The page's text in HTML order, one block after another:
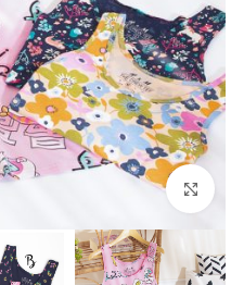
برای بزرگنمایی کلیک کنید